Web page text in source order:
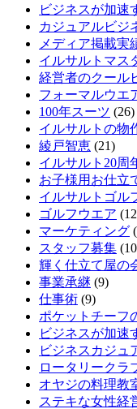
ビジネスが加速
カジュアルビジ
メディア掲載実
イルサルトマス
経営者のクール
フォーマルウエ
100年スーツ (26)
イルサルトの物
綾戸智恵 (21)
イルサルト20周
お子様用お仕立
イルサルトゴル
ゴルフウエア
マーケティング
スタッフ募集
輝く仕立て屋の
事業承継 (9)
仕事術 (9)
ポケットチーフ
ビジネスが加速
ビジネスカジュ
ロータリークラ
オヤジの料理教
ステキな女性経